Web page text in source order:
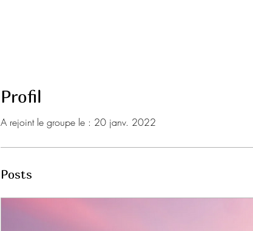
Profil
A rejoint le groupe le : 20 janv. 2022
Posts